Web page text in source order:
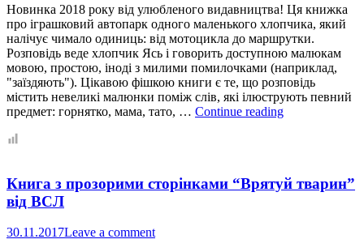
Новинка 2018 року від улюбленого видавництва! Ця книжка
про іграшковий автопарк одного маленького хлопчика, який
налічує чимало одиниць: від мотоцикла до маршрутки.
Розповідь веде хлопчик Ясь і говорить доступною малюкам
мовою, простою, іноді з милими помилочками (наприклад,
"заїздяють"). Цікавою фішкою книги є те, що розповідь
містить невеликі малюнки поміж слів, які ілюструють певний
предмет: горнятко, мама, тато, … Continue readingЧитаємо
(Видавництво
Книга з прозорими сторінками “Врятуй тварин”
від ВСЛ
30.11.2017Leave a comment